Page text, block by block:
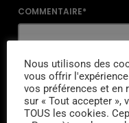
COMMENTAIRE*
NOM*
Nous utilisons des
vous offrir
vos préférences et en
sur « Tout accepter »,
TOUS les cookies.